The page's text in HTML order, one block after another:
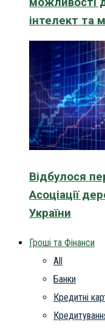
інтелект та
Відбулося
Асоціації
України
Гроші та Фінанси
All
Банки
Кредитні